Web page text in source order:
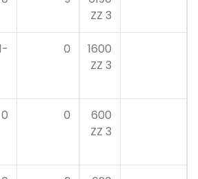
3 ZZ
1600
3 ZZ
0
-1
600
3 ZZ
0
0